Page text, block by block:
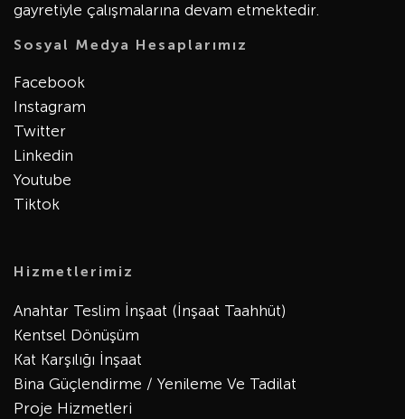
gayretiyle çalışmalarına devam etmektedir.
Sosyal Medya Hesaplarımız
Facebook
Instagram
Twitter
Linkedin
Youtube
Tiktok
Hizmetlerimiz
Anahtar Teslim İnşaat (İnşaat Taahhüt)
Kentsel Dönüşüm
Kat Karşılığı İnşaat
Bina Güçlendirme / Yenileme Ve Tadilat
Proje Hizmetleri